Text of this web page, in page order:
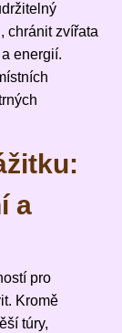
chránit zvířata
energií.
a
pro
Kromě
túry,